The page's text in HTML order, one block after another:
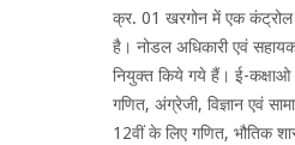
क्र. 01 खरगोन में एक कंट्रोल
है। नोडल अधिकारी एवं
नियुक्त किये गये हैं। ई-कक्षाओ
गणित, अंग्रेजी, विज्ञान एवं
12वीं के लिए गणित, भौतिक